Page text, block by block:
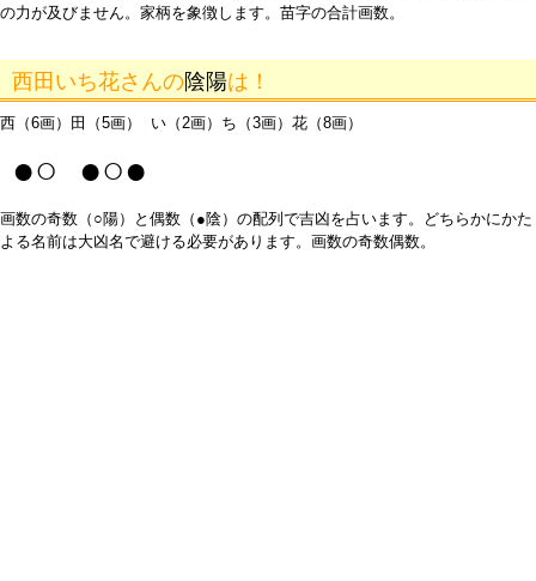
の力が及びません。家柄を象徴します。苗字の合計画数。
西田いち花さんの陰陽は！
西（6画）田（5画） い（2画）ち（3画）花（8画）
●○ ●○●
画数の奇数（○陽）と偶数（●陰）の配列で吉凶を占います。どちらかにかた
よる名前は大凶名で避ける必要があります。画数の奇数偶数。